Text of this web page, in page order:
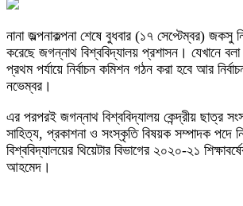
নানা জল্পনাকল্পনা শেষে বুধবার (১৭ সেপ্টেম্বর) জকসু
করেছে জগন্নাথ বিশ্ববিদ্যালয় প্রশাসন। যেখানে
প্রথম পর্যায়ে নির্বাচন কমিশন গঠন করা হবে আর
নভেম্বর।
এর পরপরই জগন্নাথ বিশ্ববিদ্যালয় কেন্দ্রীয় ছাত্র
সাহিত্য, প্রকাশনা ও সংস্কৃতি বিষয়ক সম্পাদক পদে
বিশ্ববিদ্যালয়ের থিয়েটার বিভাগের ২০২০-২১
আহমেদ।